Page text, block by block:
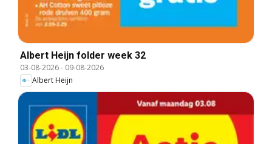
Albert Heijn folder week 32
03-08-2026- 09-08-2026
Albert Heijn